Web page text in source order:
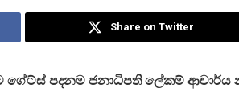
Share on Twitter
ගේට්ස් පදනම ජනාධිපති ලේකම් ආචාර්ය